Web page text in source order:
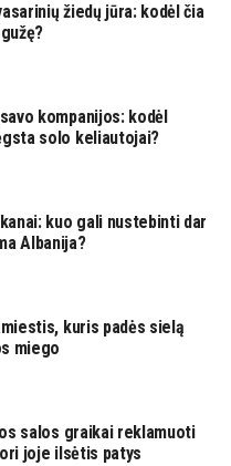
žiedų jūra: kodėl čia
kompanijos: kodėl
solo keliautojai?
kuo gali nustebinti dar
Albanija?
kuris padės sielą
miego
salos graikai reklamuoti
joje ilsėtis patys